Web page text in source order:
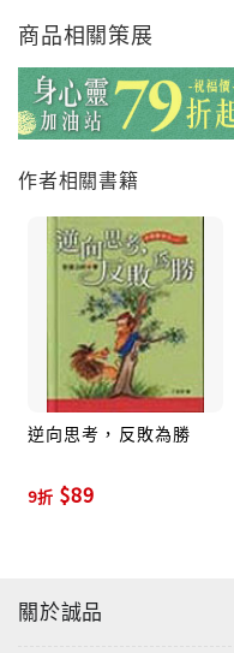
商品相關策展
作者相關書籍
逆向思考，反敗為勝
9折 $89
關於誠品